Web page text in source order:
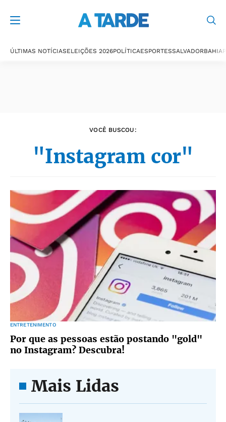
ÚLTIMAS NOTÍCIASELEIÇÕES 2026POLÍTICAESPORTESSALVADORBAHIA
VOCÊ BUSCOU:
"Instagram cor"
ENTRETENIMENTO
Por que as pessoas estão postando "gold"
no Instagram? Descubra!
Mais Lidas